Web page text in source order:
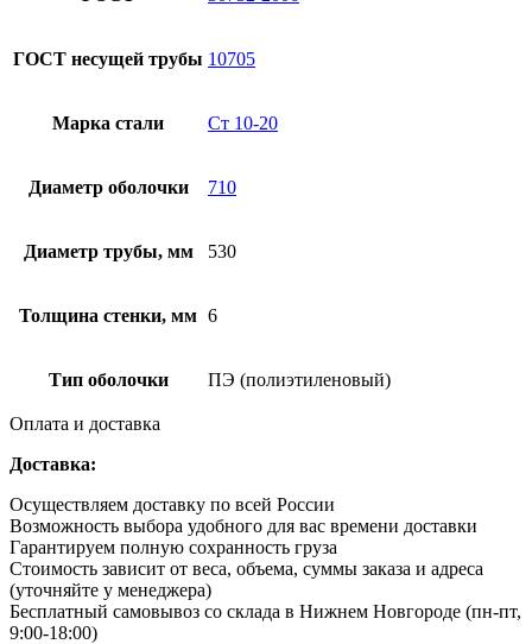
ГОСТ несущей трубы 10705
Марка стали Ст 10-20
Диаметр оболочки 710
Диаметр трубы, мм 530
Толщина стенки, мм 6
Тип оболочки ПЭ (полиэтиленовый)
Оплата и доставка
Доставка:
Осуществляем доставку по всей России
Возможность выбора удобного для вас времени доставки
Гарантируем полную сохранность груза
Стоимость зависит от веса, объема, суммы заказа и адреса
(уточняйте у менеджера)
Бесплатный самовывоз со склада в Нижнем Новгороде (пн-пт,
9:00-18:00)